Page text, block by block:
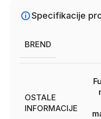
Specifikacije
BREND
OSTALE
INFORMACIJE